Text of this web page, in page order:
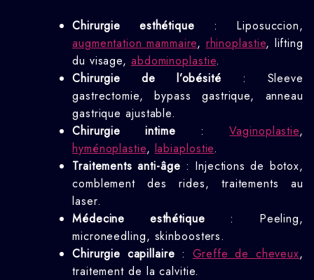
Chirurgie esthétique : Liposuccion,
augmentation mammaire, rhinoplastie, lifting
du visage, abdominoplastie.
Chirurgie de l’obésité : Sleeve
gastrectomie, bypass gastrique, anneau
gastrique ajustable.
Chirurgie intime :Vaginoplastie,
hyménoplastie, labiaplostie.
Traitements anti-âge : Injections de botox,
comblement des rides, traitements au
laser.
Médecine esthétique : Peeling,
microneedling, skinboosters.
Chirurgie capillaire : Greffe de cheveux,
traitement de la calvitie.